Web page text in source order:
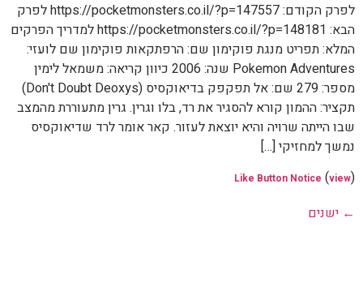
לפרק הקודם: https://pocketmonsters.co.il/?p=147557 לפרק
הבא: https://pocketmonsters.co.il/?p=148181 למדריך הפרקים
המלא: תפריט מנגת פוקימון שם: הרפתקאות פוקימון שם לועזי:
Pokemon Adventures שנה: 2006 כיוון קריאה: משמאל לימין
מספר: 279 שם: אל תפקפק בדיאוקסיס (Don't Doubt Deoxys)
תקציר: ההמון קורא להסגיר את רד, בלו וגרין. גרין מתעוררת מהמצב
שבו הייתה שרויה והיא יוצאת לעזור. קאר אומר לרד שדיאוקסיס
נמשך למחזיקי […]
Like Button Notice (view)
← ישנים